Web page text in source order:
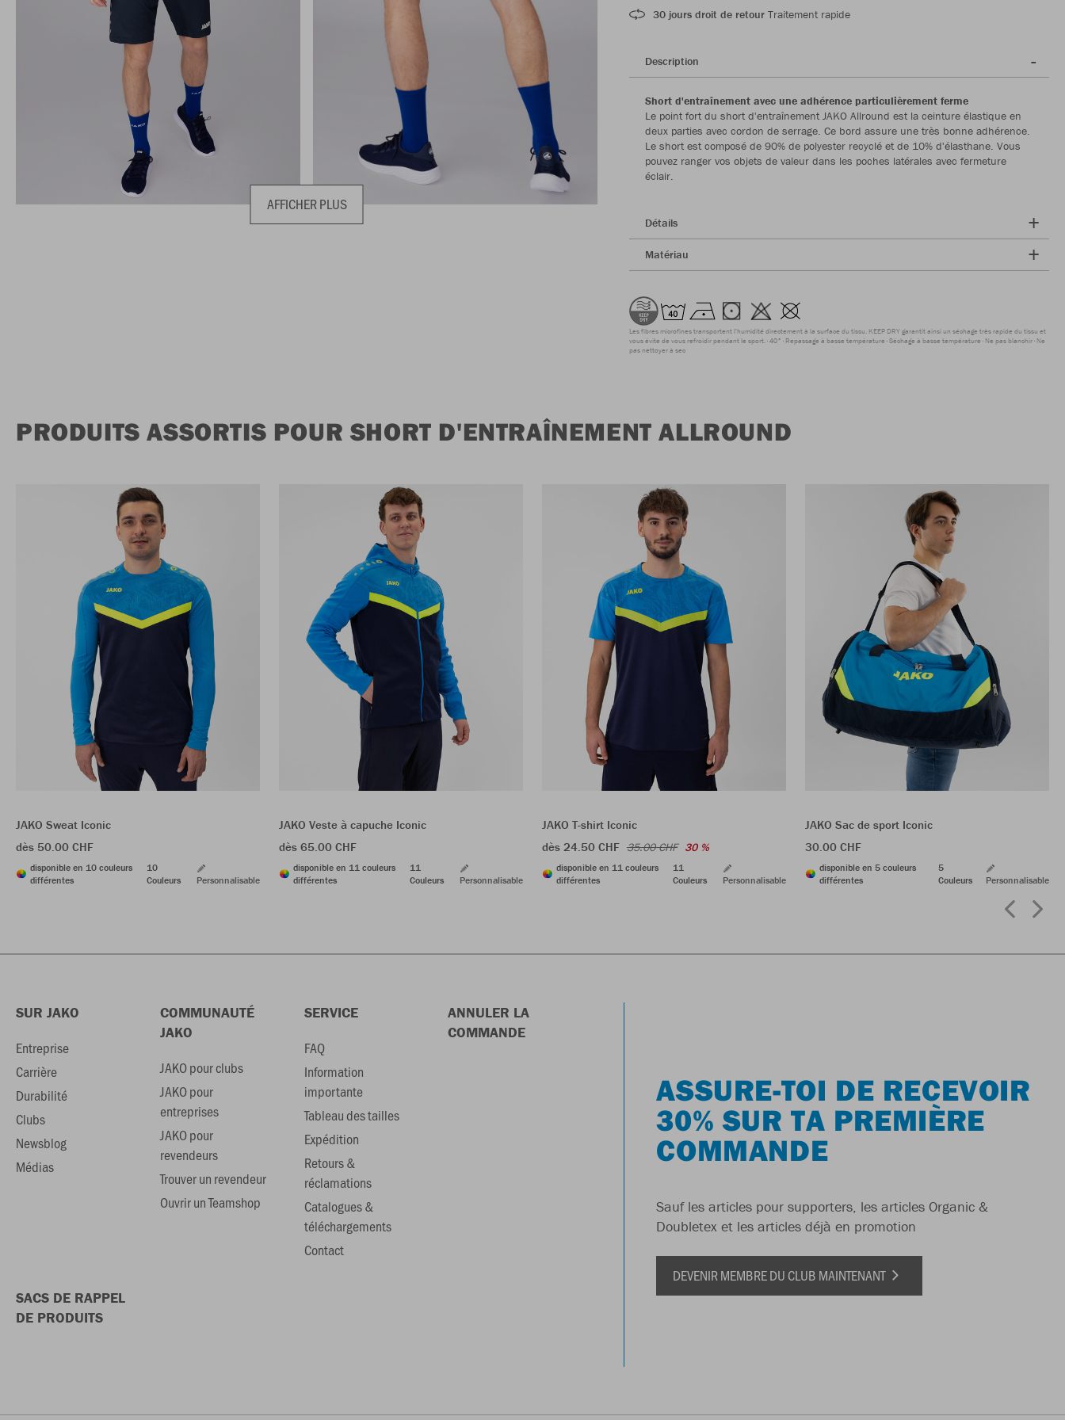
AFFICHER PLUS
30 jours droit de retour Traitement rapide
Description
Short d'entraînement avec une adhérence particulièrement ferme
Le point fort du short d'entraînement JAKO Allround est la ceinture élastique en
deux parties avec cordon de serrage. Ce bord assure une très bonne adhérence.
Le short est composé de 90% de polyester recyclé et de 10% d'élasthane. Vous
pouvez ranger vos objets de valeur dans les poches latérales avec fermeture
éclair.
Détails
Matériau
Les fibres microfines transportent l'humidité directement à la surface du tissu. KEEP DRY garantit ainsi un séchage très rapide du tissu et
vous évite de vous refroidir pendant le sport. 40° Repassage à basse température Séchage à basse température Ne pas blanchir Ne
pas nettoyer à sec
PRODUITS ASSORTIS POUR SHORT D'ENTRAÎNEMENT ALLROUND
JAKO Sweat Iconic
dès 50.00 CHF
disponible en 10 couleurs
différentes
10
Couleurs
Personnalisable
JAKO Veste à capuche Iconic
dès 65.00 CHF
disponible en 11 couleurs
différentes
11
Couleurs
Personnalisable
JAKO T-shirt Iconic
dès 24.50 CHF 35.00 CHF 30 %
disponible en 11 couleurs
différentes
11
Couleurs
Personnalisable
JAKO Sac de sport Iconic
30.00 CHF
disponible en 5 couleurs
différentes
5
Couleurs
Personnalisable
SUR JAKO
Entreprise
Carrière
Durabilité
Clubs
Newsblog
Médias
COMMUNAUTÉ
JAKO
JAKO pour clubs
JAKO pour
entreprises
JAKO pour
revendeurs
Trouver un revendeur
Ouvrir un Teamshop
SERVICE
FAQ
Information
importante
Tableau des tailles
Expédition
Retours &
réclamations
Catalogues &
téléchargements
Contact
ANNULER LA
COMMANDE
SACS DE RAPPEL
DE PRODUITS
ASSURE-TOI DE RECEVOIR
30% SUR TA PREMIÈRE
COMMANDE
Sauf les articles pour supporters, les articles Organic &
Doubletex et les articles déjà en promotion
DEVENIR MEMBRE DU CLUB MAINTENANT